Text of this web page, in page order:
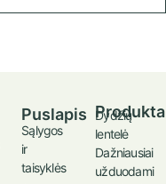
Dydžių
lentelė
Dažniausiai
užduodami
Puslapis
Sąlygos
ir
taisyklės